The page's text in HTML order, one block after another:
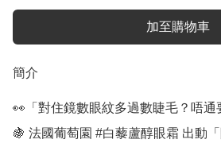
加至購物車
簡介
👀「對住鏡數眼紋多過數睫毛？唔通
🍇 法國葡萄園 #白藜蘆醇眼霜 出動